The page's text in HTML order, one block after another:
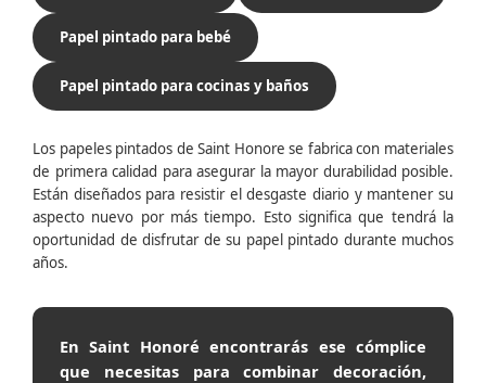
Papel pintado para bebé
Papel pintado para cocinas y baños
Los papeles pintados de Saint Honore se fabrica con materiales
de primera calidad para asegurar la mayor durabilidad posible.
Están diseñados para resistir el desgaste diario y mantener su
aspecto nuevo por más tiempo. Esto significa que tendrá la
oportunidad de disfrutar de su papel pintado durante muchos
años.
En Saint Honoré encontrarás ese cómplice
que necesitas para combinar decoración,